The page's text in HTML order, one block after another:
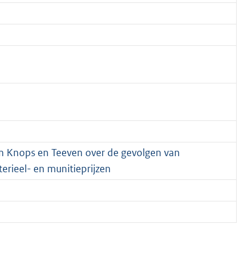
en Teeven over de gevolgen van
en munitieprijzen